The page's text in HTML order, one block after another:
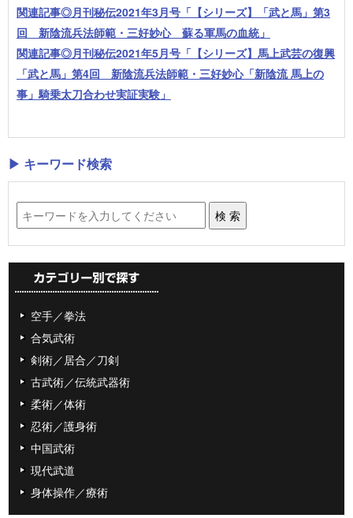
関連記事◎月刊秘伝2021年3月号「【シリーズ】「武と馬」第3
回 新陰流兵法師範・三好妙心 蘇る軍馬の血統」
関連記事◎月刊秘伝2021年5月号「【シリーズ】馬上武芸の復興
「武と馬」第4回 新陰流兵法師範・三好妙心「新陰流 馬上の
事」騎乗太刀合わせ実証実験」
▶ キーワード検索
空手／拳法
合気武術
剣術／居合／刀剣
古武術／伝統武器術
柔術／体術
忍術／護身術
中国武術
現代武道
身体操作／療術